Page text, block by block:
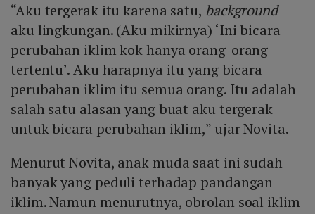
“Aku tergerak itu karena satu, background
aku lingkungan. (Aku mikirnya) ‘Ini bicara
perubahan iklim kok hanya orang-orang
tertentu’. Aku harapnya itu yang bicara
perubahan iklim itu semua orang. Itu adalah
salah satu alasan yang buat aku tergerak
untuk bicara perubahan iklim,” ujar Novita.
Menurut Novita, anak muda saat ini sudah
banyak yang peduli terhadap pandangan
iklim. Namun menurutnya, obrolan soal iklim